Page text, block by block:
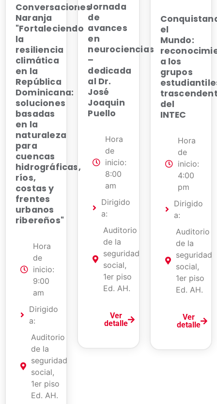
Conversaciones
Naranja
"Fortaleciendo
la
resiliencia
climática
en la
República
Dominicana:
soluciones
basadas
en la
naturaleza
para
cuencas
hidrográficas,
ríos,
costas y
frentes
urbanos
ribereños"
Hora
de
inicio:
9:00
am
Dirigido
a:
Auditorio
de la
seguridad
social,
1er piso
Ed. AH.
Jornada
de
avances
en
neurociencias
–
dedicada
al Dr.
José
Joaquin
Puello
Hora
de
inicio:
8:00
am
Dirigido
a:
Auditorio
de la
seguridad
social,
1er piso
Ed. AH.
Ver
detalle
el
Mundo:
a los
grupos
del
INTEC
Hora
de
inicio:
4:00
pm
Dirigido
a:
Auditorio
de la
seguridad
social,
1er piso
Ed. AH.
Ver
detalle